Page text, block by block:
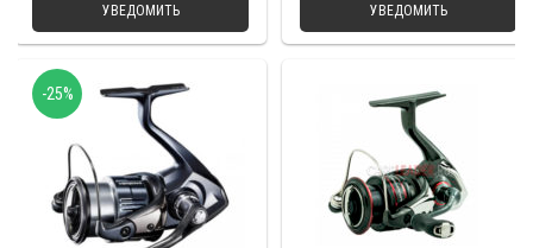
УВЕДОМИТЬ УВЕДОМИТЬ
-25%